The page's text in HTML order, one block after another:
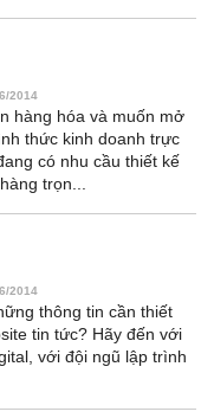
2014
hàng hóa và muốn mở
thức kinh doanh trực
có nhu cầu thiết kế
trọn...
2014
thông tin cần thiết
tin tức? Hãy đến với
với đội ngũ lập trình